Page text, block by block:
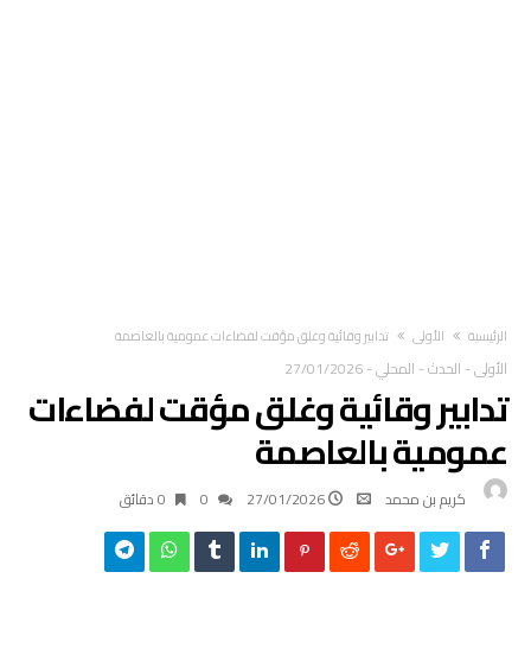
‫الرئيسية‬ الأولى تدابير وقائية وغلق مؤقت لفضاءات عمومية بالعاصمة
الأولى- الحدث- المحلي-
27/01/2026
تدابير وقائية وغلق مؤقت لفضاءات
عمومية بالعاصمة
كريم بن محمد 27/01/2026 0 ‫دقائق‬